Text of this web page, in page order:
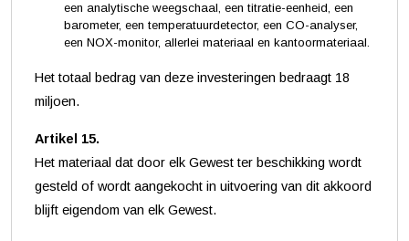
een analytische weegschaal, een titratie-eenheid, een
barometer, een temperatuurdetector, een CO-analyser,
een NOX-monitor, allerlei materiaal en kantoormateriaal.
Het totaal bedrag van deze investeringen bedraagt 18
miljoen.
Artikel 15.
Het materiaal dat door elk Gewest ter beschikking wordt
gesteld of wordt aangekocht in uitvoering van dit akkoord
blijft eigendom van elk Gewest.